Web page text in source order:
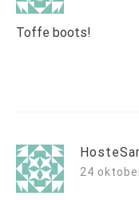
Toffe boots!
24